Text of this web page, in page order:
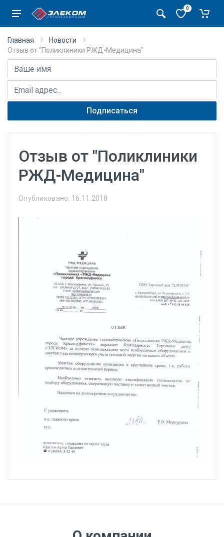
0
Главная
Новости
Отзыв от "Поликлиники РЖД-Медицина"
Имя
E-mail адрес
Подписаться
Отзыв от "Поликлиники
РЖД-Медицина"
Опубликовано: 16.11.2018